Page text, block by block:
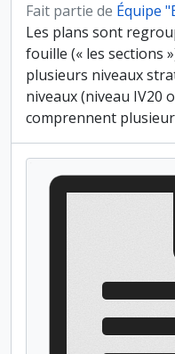
Fait partie de Équipe
Les plans sont
fouille (« les sections
plusieurs niveaux
niveaux (niveau IV20
comprennent